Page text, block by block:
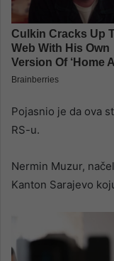
Pojasnio je da ova
RS-u.
Nermin Muzur,
Kanton Sarajevo